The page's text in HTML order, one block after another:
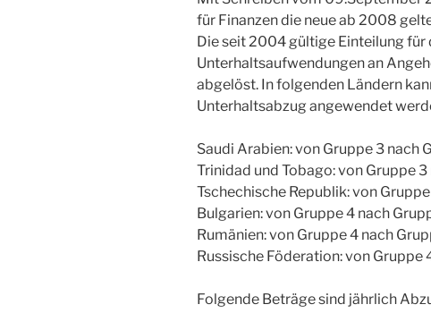
für Finanzen die neue ab 2008
Die seit 2004 gültige Einteilung
Unterhaltsaufwendungen an
abgelöst. In folgenden Ländern
Unterhaltsabzug angewendet
Saudi Arabien: von Gruppe 3 nach
Trinidad und Tobago: von Gruppe
Tschechische Republik: von
Bulgarien: von Gruppe 4 nach
Rumänien: von Gruppe 4 nach
Russische Föderation: von Gruppe
Folgende Beträge sind jährlich